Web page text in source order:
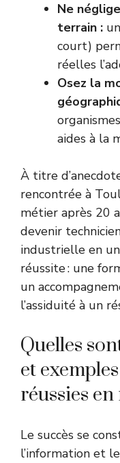
Ne
terrain :
court)
réelles
Osez la
aides à la
À titre
rencontrée à
métier après 20
devenir
industrielle en
réussite : une
un
l’assiduité à un
Quelles
et
réussies en
Le succès se
l’information et